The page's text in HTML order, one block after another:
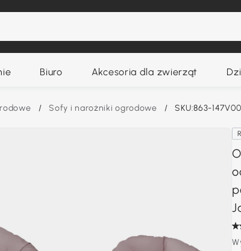
Biuro Akcesoria dla zwierząt
/ Sofy i narożniki ogrodowe / SKU:863-